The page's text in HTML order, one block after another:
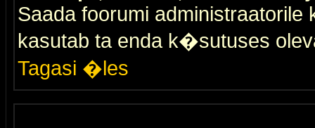
Saada foorumi
kasutab ta enda k�sutuses
Tagasi �les